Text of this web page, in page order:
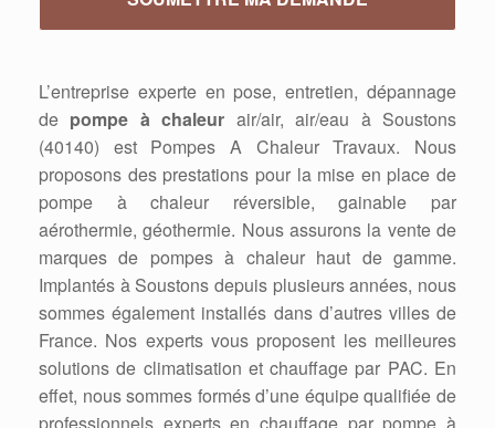
L’entreprise experte en pose, entretien, dépannage
de pompe à chaleur air/air, air/eau à Soustons
(40140) est Pompes A Chaleur Travaux. Nous
proposons des prestations pour la mise en place de
pompe à chaleur réversible, gainable par
aérothermie, géothermie. Nous assurons la vente de
marques de pompes à chaleur haut de gamme.
Implantés à Soustons depuis plusieurs années, nous
sommes également installés dans d’autres villes de
France. Nos experts vous proposent les meilleures
solutions de climatisation et chauffage par PAC. En
effet, nous sommes formés d’une équipe qualifiée de